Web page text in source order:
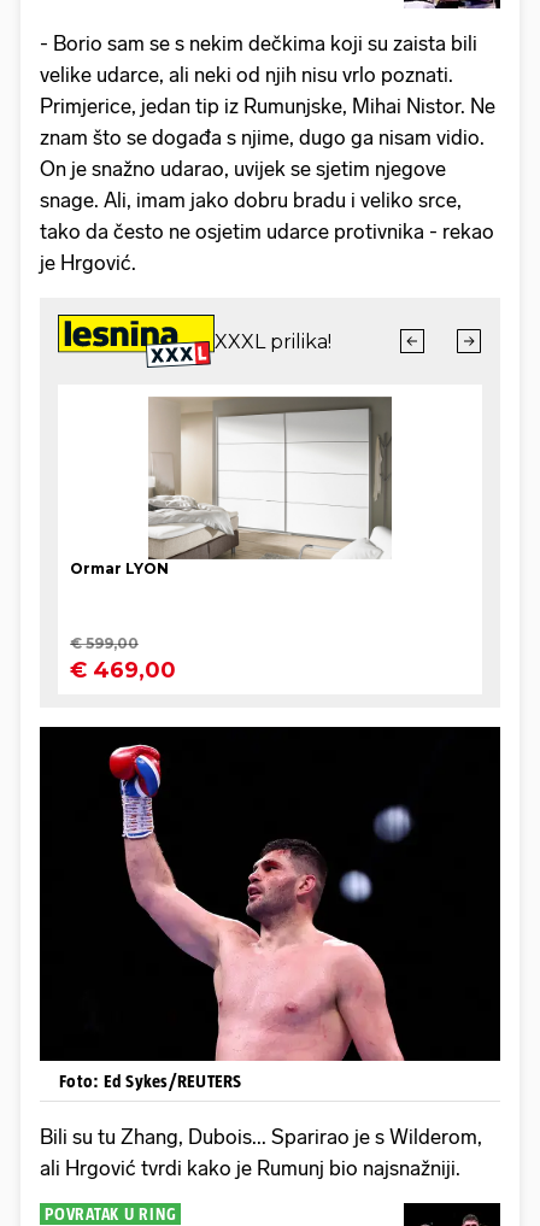
- Borio sam se s nekim dečkima koji su zaista bili
velike udarce, ali neki od njih nisu vrlo poznati.
Primjerice, jedan tip iz Rumunjske, Mihai Nistor. Ne
znam što se događa s njime, dugo ga nisam vidio.
On je snažno udarao, uvijek se sjetim njegove
snage. Ali, imam jako dobru bradu i veliko srce,
tako da često ne osjetim udarce protivnika - rekao
je Hrgović.
Foto: Ed Sykes/REUTERS
Bili su tu Zhang, Dubois... Sparirao je s Wilderom,
ali Hrgović tvrdi kako je Rumunj bio najsnažniji.
POVRATAK U RING